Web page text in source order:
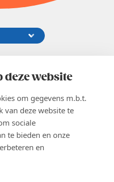
deze website
om gegevens m.b.t.
van deze website te
sociale
te bieden en onze
en